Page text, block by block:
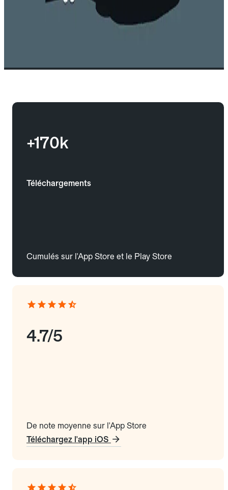
+170k
Téléchargements
Cumulés sur l'App Store et le Play Store
4.7/5
De note moyenne sur l'App Store
Téléchargez l'app iOS